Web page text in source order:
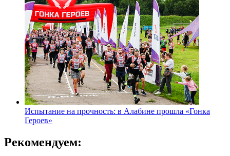
Испытание на прочность: в Алабине прошла «Гонка
Героев»
Рекомендуем: